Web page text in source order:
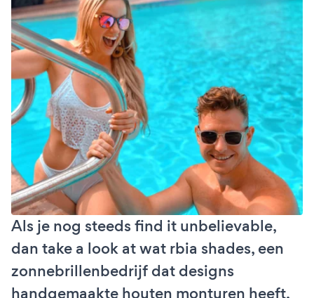
Als je nog steeds find it unbelievable,
dan take a look at wat rbia shades, een
zonnebrillenbedrijf dat designs
handgemaakte houten monturen heeft,